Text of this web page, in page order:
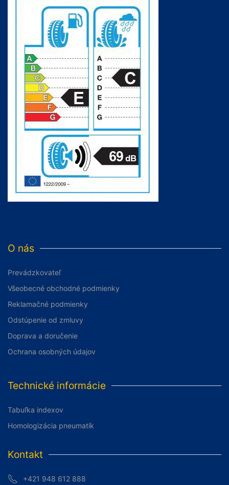
O nás
Prevádzkovateľ
Všeobecné obchodné podmienky
Reklamačné podmienky
Odstúpenie od zmluvy
Doprava a doručenie
Ochrana osobných údajov
Technické informácie
Tabuľka indexov
Homologizácia pneumatík
Kontakt
+421 948 612 888